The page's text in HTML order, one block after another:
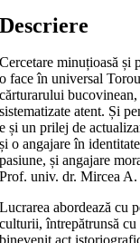
Descriere
Cercetare minuțioasă și
o face în universal
cărturarului
sistematizate atent. Și
e și un prilej de
și o angajare în
pasiune, și angajare
Prof. univ. dr. Mircea
Lucrarea abordează cu
culturii, întrepătrunsă cu
binevenit act